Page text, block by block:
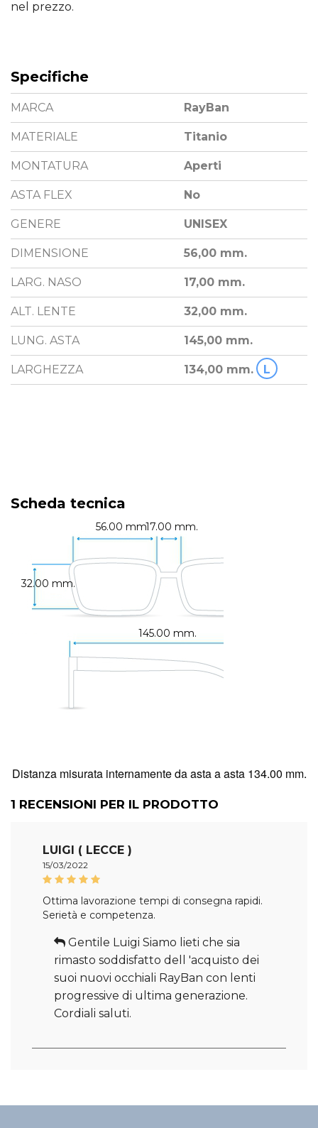
nel prezzo.
Specifiche
MARCA RayBan
MATERIALE Titanio
MONTATURA Aperti
ASTA FLEX No
GENERE UNISEX
DIMENSIONE 56,00 mm.
LARG. NASO 17,00 mm.
ALT. LENTE 32,00 mm.
LUNG. ASTA 145,00 mm.
LARGHEZZA 134,00 mm. L
Scheda tecnica
56.00 mm.17.00 mm.
145.00 mm.
32.00 mm.
Distanza misurata internamente da asta a asta 134.00 mm.
1 RECENSIONI PER IL PRODOTTO
LUIGI ( LECCE )
15/03/2022
Ottima lavorazione tempi di consegna rapidi.
Serietà e competenza.
Gentile Luigi Siamo lieti che sia
rimasto soddisfatto dell 'acquisto dei
suoi nuovi occhiali RayBan con lenti
progressive di ultima generazione.
Cordiali saluti.